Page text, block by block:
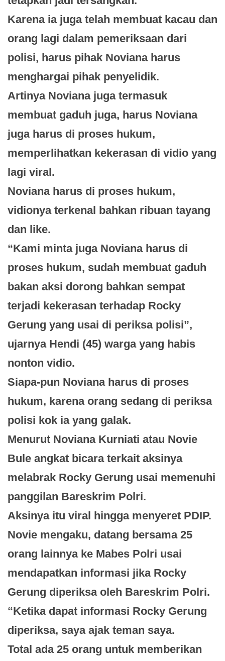
Karena ia juga telah membuat kacau dan
orang lagi dalam pemeriksaan dari
polisi, harus pihak Noviana harus
menghargai pihak penyelidik.
Artinya Noviana juga termasuk
membuat gaduh juga, harus Noviana
juga harus di proses hukum,
memperlihatkan kekerasan di vidio yang
lagi viral.
Noviana harus di proses hukum,
vidionya terkenal bahkan ribuan tayang
dan like.
“Kami minta juga Noviana harus di
proses hukum, sudah membuat gaduh
bakan aksi dorong bahkan sempat
terjadi kekerasan terhadap Rocky
Gerung yang usai di periksa polisi”,
ujarnya Hendi (45) warga yang habis
nonton vidio.
Siapa-pun Noviana harus di proses
hukum, karena orang sedang di periksa
polisi kok ia yang galak.
Menurut Noviana Kurniati atau Novie
Bule angkat bicara terkait aksinya
melabrak Rocky Gerung usai memenuhi
panggilan Bareskrim Polri.
Aksinya itu viral hingga menyeret PDIP.
Novie mengaku, datang bersama 25
orang lainnya ke Mabes Polri usai
mendapatkan informasi jika Rocky
Gerung diperiksa oleh Bareskrim Polri.
“Ketika dapat informasi Rocky Gerung
diperiksa, saya ajak teman saya.
Total ada 25 orang untuk memberikan